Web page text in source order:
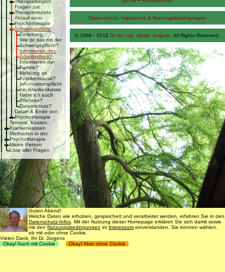
Therapiebeginn
Fragen zur
Therapiestunde
Ablauf einer
Psychotherapie
Schweigepflicht
Einleitung
Wie ist das mit der
Schweigepflicht?
Informieren des
Arbeitgebers?
Informieren der
Familie?
Meldung an
Krankenkasse?
Informationspflicht
bei Krankenkasse
Habe ich auch
Pflichten?
Datenschutz?
Dauer & Ende von
Psychotherapie
Termine, Kosten,
Krankenkassen
Methoden in der
Psychotherapie
Meine Person
Liste aller Fragen
Datenschutz Impressum & Nutzungsbedingungen
© 1998 - 2016 Dr. rer. nat. Martin Jürgens . All Rights Reserved.
Guten Abend!
Welche Daten wie erhoben, gespeichert und verarbeitet werden, erfahren Sie in den
Datenschutz-Infos . Mit der Nutzung dieser Homepage erklären Sie sich damit sowie
mit denNutzungsbedingungen im Impressum einverstanden. Sie können wählen,
ob mit oder ohne Cookie.
Vielen Dank, Ihr Dr. Jürgens
Okay! Auch mit Cookie
Okay! Aber ohne Cookie